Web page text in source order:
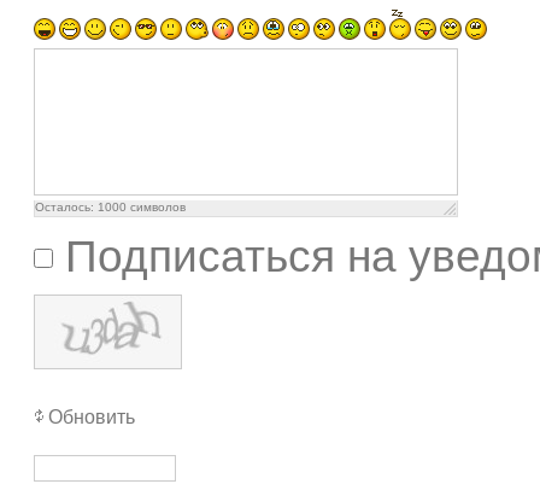
Осталось: 1000 символов
Подписаться на
Обновить